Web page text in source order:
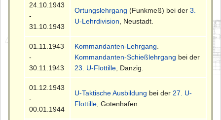
24.10.1943
-
31.10.1943
Ortungslehrgang (Funkmeß) bei der3.
U-Lehrdivision , Neustadt.
01.11.1943
-
30.11.1943
Kommandanten-Lehrgang
Kommandanten-Schießlehrgang bei der
23. U-Flottille , Danzig.
01.12.1943
-
00.01.1944
U-Taktische Ausbildung bei der 27. U-
Flottille , Gotenhafen.